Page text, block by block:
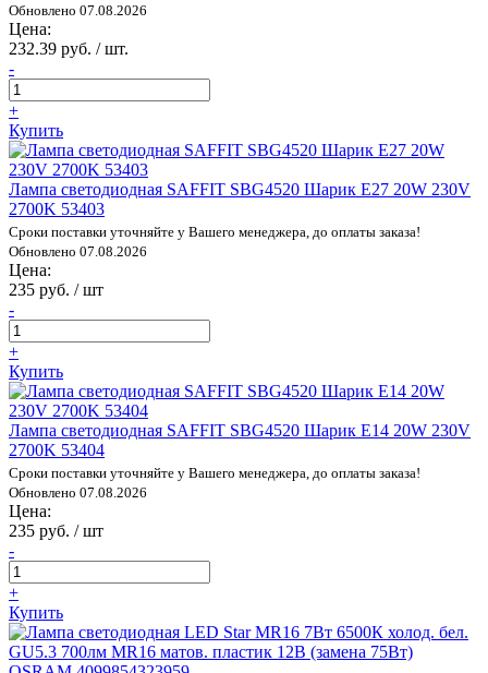
Обновлено 07.08.2026
Цена:
232.39 руб. / шт.
-
+
Купить
Лампа светодиодная SAFFIT SBG4520 Шарик E27 20W 230V
2700K 53403
Сроки поставки уточняйте у Вашего менеджера, до оплаты заказа!
Обновлено 07.08.2026
Цена:
235 руб. / шт
-
+
Купить
Лампа светодиодная SAFFIT SBG4520 Шарик E14 20W 230V
2700K 53404
Сроки поставки уточняйте у Вашего менеджера, до оплаты заказа!
Обновлено 07.08.2026
Цена:
235 руб. / шт
-
+
Купить